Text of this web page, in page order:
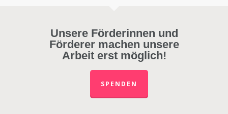
Unsere Förderinnen und
Förderer machen unsere
Arbeit erst möglich!
SPENDEN